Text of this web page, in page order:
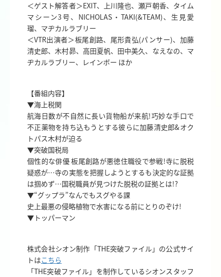
＜ゲスト解答者＞EXIT、上川隆也、瀬戸朝香、タイム
マシーン3号、NICHOLAS・TAKI(&TEAM)、生見愛
瑠、マヂカルラブリー
＜VTR出演者＞板尾創路、尾形貴弘(パンサー)、加藤
清史郎、木村昴、高田夏帆、田中美久、なえなの、マ
ヂカルラブリー、レインボー ほか
【番組内容】
▼海上税関
航海日数が不自然に長い貨物船が来航!巧妙な手口で
不正薬物を持ち込もうとする彼らに加藤清史郎&オク
トパス木村が迫る
▼突破国税局
個性的な俳優 板尾創路が悪徳住職役で参戦!寺に脱税
疑惑が…寺の実態を把握しようとするも決定的な証拠
は掴めず…国税職員が見つけた脱税の証拠とは!?
▼“グップラ”なんでもスグやる課
史上最悪の侵略植物で水害になる前にとりのぞけ!
▼トッパーマン
株式会社シオン制作「THE突破ファイル」の公式サイ
トはこちら
「THE突破ファイル」を制作しているシオンスタッフ